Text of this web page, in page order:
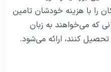
را با هزینه خودشان تامین
که می‌خواهند به زبان
کنند، ارائه می‌شود.